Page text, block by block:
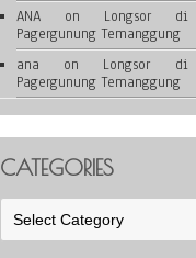
ANAon Longsor
Pagergunung Temanggung
ana on Longsor di
Pagergunung Temanggung
CATEGORIES
Categories